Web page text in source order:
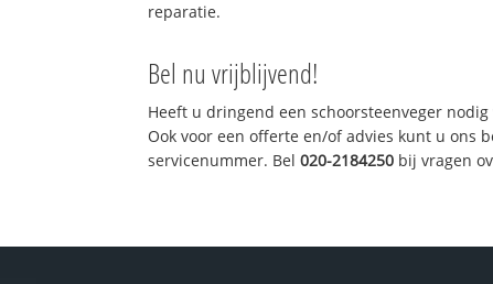
reparatie.
Bel nu vrijblijvend!
Heeft u dringend een schoorsteenveger
Ook voor een offerte en/of advies kunt u ons
servicenummer. Bel020-2184250 bij vragen